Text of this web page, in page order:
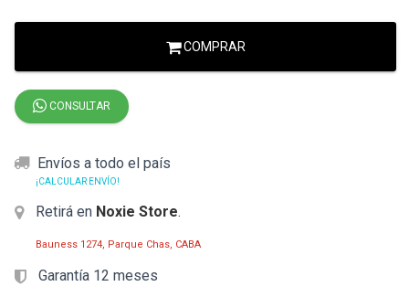
COMPRAR
CONSULTAR
Envíos a todo el país
¡CALCULAR ENVÍO!
Retirá en Noxie Store.
Bauness 1274, Parque Chas, CABA
Garantía 12 meses